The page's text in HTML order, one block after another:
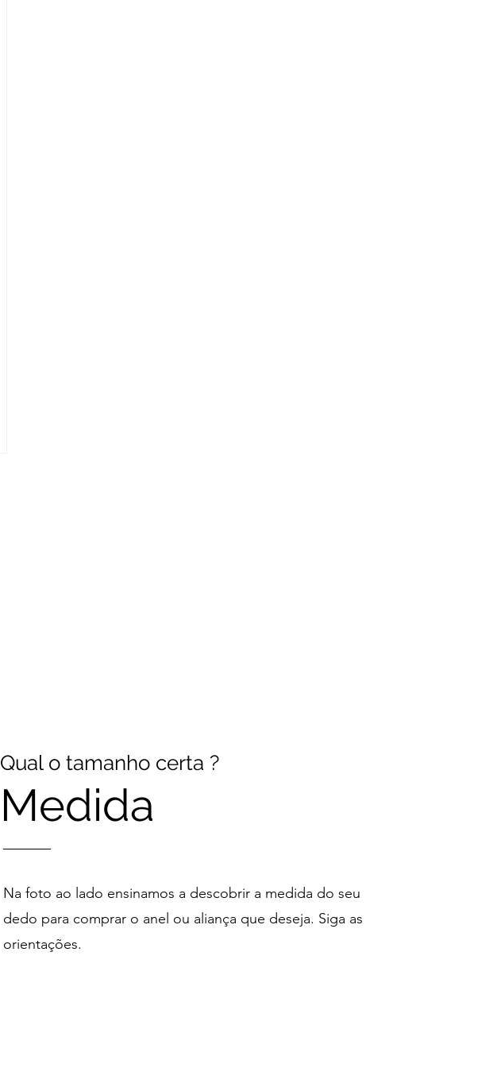
Qual o tamanho certa ?
Medida
Na foto ao lado ensinamos a descobrir a medida do seu
dedo para comprar o anel ou aliança que deseja. Siga as
orientações.